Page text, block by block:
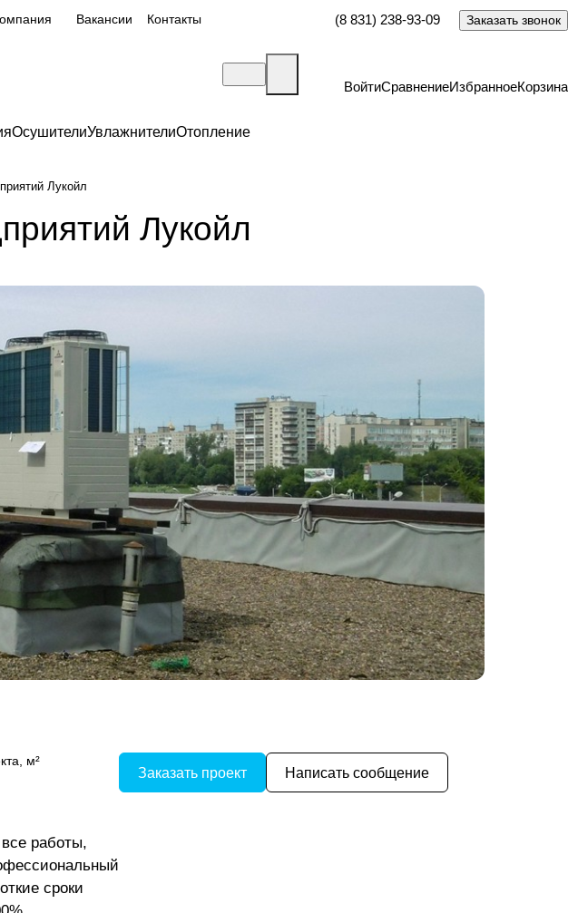
Вакансии Контакты (8 831) 238-93-09 Заказать звонок
ВойтиСравнениеИзбранноеКорзина
ОсушителиУвлажнителиОтопление
Лукойл
Лукойл
м²
работы,
сроки
Заказать проект Написать сообщение